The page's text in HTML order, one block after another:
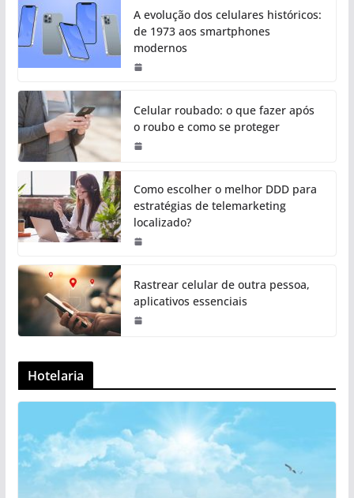
A evolução dos celulares históricos:
de 1973 aos smartphones
modernos
Celular roubado: o que fazer após
o roubo e como se proteger
Como escolher o melhor DDD para
estratégias de telemarketing
localizado?
Rastrear celular de outra pessoa,
aplicativos essenciais
Hotelaria